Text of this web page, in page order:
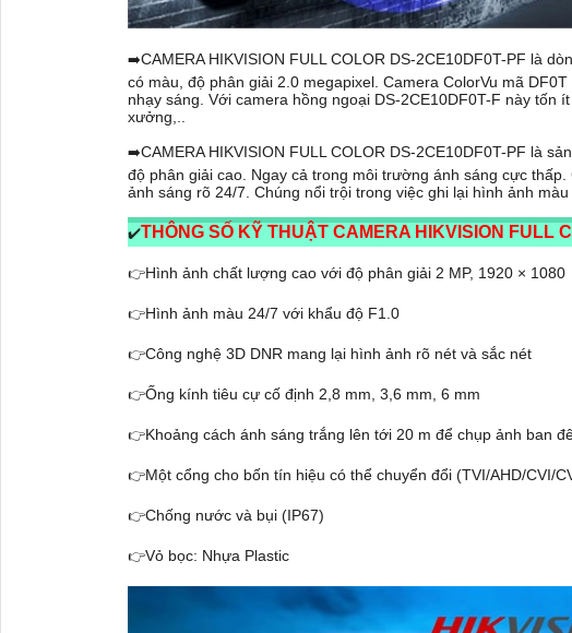
➡️CAMERA HIKVISION FULL COLOR DS-2CE10DF0T-PF là
có màu, độ phân giải 2.0 megapixel. Camera ColorVu mã
nhạy sáng. Với camera hồng ngoại DS-2CE10DF0T-F này
xưởng,..
➡️CAMERA HIKVISION FULL COLOR DS-2CE10DF0T-PF là
độ phân giải cao. Ngay cả trong môi trường ánh sáng cực
ảnh sáng rõ 24/7. Chúng nổi trội trong việc ghi lại hình ảnh màu
✔️THÔNG SỐ KỸ THUẬT CAMERA HIKVISION FULL
👉Hình ảnh chất lượng cao với độ phân giải 2 MP, 1920 × 1080
👉Hình ảnh màu 24/7 với khẩu độ F1.0
👉Công nghệ 3D DNR mang lại hình ảnh rõ nét và sắc nét
👉Ống kính tiêu cự cố định 2,8 mm, 3,6 mm, 6 mm
👉Khoảng cách ánh sáng trắng lên tới 20 m để chụp ảnh ban
👉Một cổng cho bốn tín hiệu có thể chuyển đổi (TVI/AHD/CVI/
👉Chống nước và bụi (IP67)
👉Vỏ bọc: Nhựa Plastic